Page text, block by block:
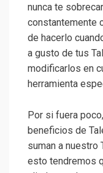
nunca te
constantemente
de hacerlo
a gusto de tus
modificarlos en
herramienta
Por si fuera
beneficios de
suman a nuestro
esto tendremos